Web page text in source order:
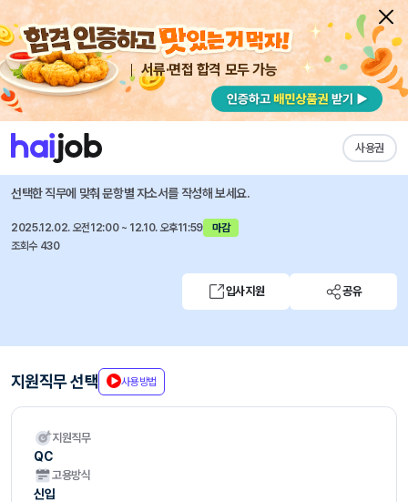
서류·면접 합격 모두 가능
사용권
채용공고 자소서 자유항목 자소서 내 작성목록
녹십자웰빙 즐겨찾기
[GC녹십자그룹] QC(신입)
선택한 직무에 맞춰 문항별 자소서를 작성해 보세요.
2025.12.02. 오전12:00 ~ 12.10. 오후11:59
마감
조회수 430
입사지원 공유
지원직무 선택 사용방법
지원직무
QC
고용방식
신입